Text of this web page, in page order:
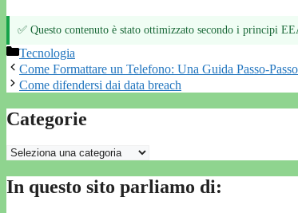
✅ Questo contenuto è stato ottimizzato secondo i principi
Categorie
Tecnologia
Come Formattare un Telefono: Una Guida Passo-Passo
Come difendersi dai data breach
Categorie
Categorie
In questo sito parliamo di: